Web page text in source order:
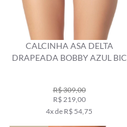
CALCINHA ASA DELTA
DRAPEADA BOBBY AZUL BIC
R$ 309,00
R$ 219,00
4x de R$ 54,75